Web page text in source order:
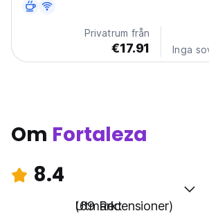
Privatrum från
€17.91 Inga
Om Fortaleza
8.4
Utmärkt
(69 Recensioner)